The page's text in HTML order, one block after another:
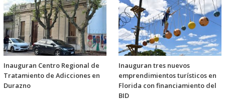
Inauguran Centro Regional de
Tratamiento de Adicciones en
Durazno
Inauguran tres nuevos
emprendimientos turísticos en
Florida con financiamiento del
BID